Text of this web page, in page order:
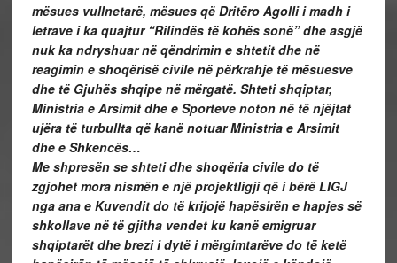
mësues vullnetarë, mësues që Dritëro Agolli i madh i
letrave i ka quajtur “Rilindës të kohës sonë” dhe asgjë
nuk ka ndryshuar në qëndrimin e shtetit dhe në
reagimin e shoqërisë civile në përkrahje të mësuesve
dhe të Gjuhës shqipe në mërgatë. Shteti shqiptar,
Ministria e Arsimit dhe e Sporteve noton në të njëjtat
ujëra të turbullta që kanë notuar Ministria e Arsimit
dhe e Shkencës…
Me shpresën se shteti dhe shoqëria civile do të
zgjohet mora nismën e një projektligji që i bërë LIGJ
nga ana e Kuvendit do të krijojë hapësirën e hapjes së
shkollave në të gjitha vendet ku kanë emigruar
shqiptarët dhe brezi i dytë i mërgimtarëve do të ketë